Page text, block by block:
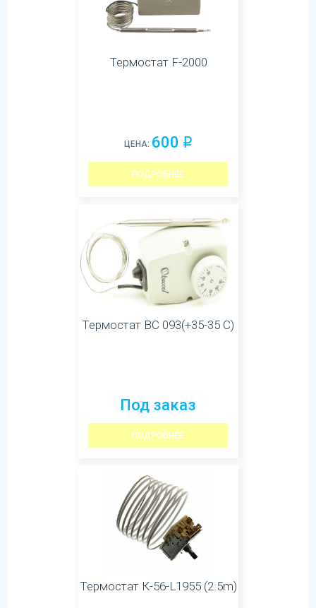
Термостат F-2000
ЦЕНА: 600 q
ПОДРОБНЕЕ
Термостат ВС 093(+35-35 С)
Под заказ
ПОДРОБНЕЕ
Термостат К-56-L1955 (2.5m)